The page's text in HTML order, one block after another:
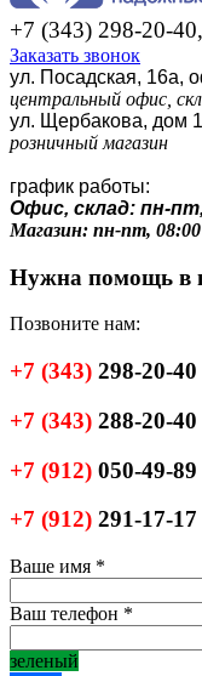
+7 (343) 298-20-
Заказать звонок
ул. Посадская, 16а,
центральный офис,
ул. Щербакова, дом
розничный магазин
график работы:
Офис, склад: пн-
Магазин: пн-пт,
Нужна помощь в
Позвоните нам:
+7 (343) 298-20-40
+7 (343) 288-20-40
+7 (912) 050-49-89
+7 (912) 291-17-17
Ваше имя *
Ваш телефон *
зеленый